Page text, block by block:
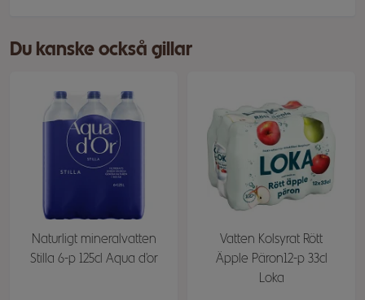
Du kanske också gillar
Naturligt mineralvatten
Stilla 6-p 125cl Aqua d'or
Vatten Kolsyrat Rött
Äpple Päron12-p 33cl
Loka